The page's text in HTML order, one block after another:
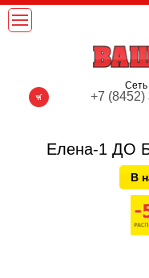
Елена-1 ДО
В
Сеть
+7 (8452)